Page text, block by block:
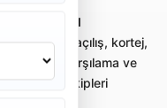
Takımı
düğün, açılış, kortej,
enerjik karşılama ve
ekipleri